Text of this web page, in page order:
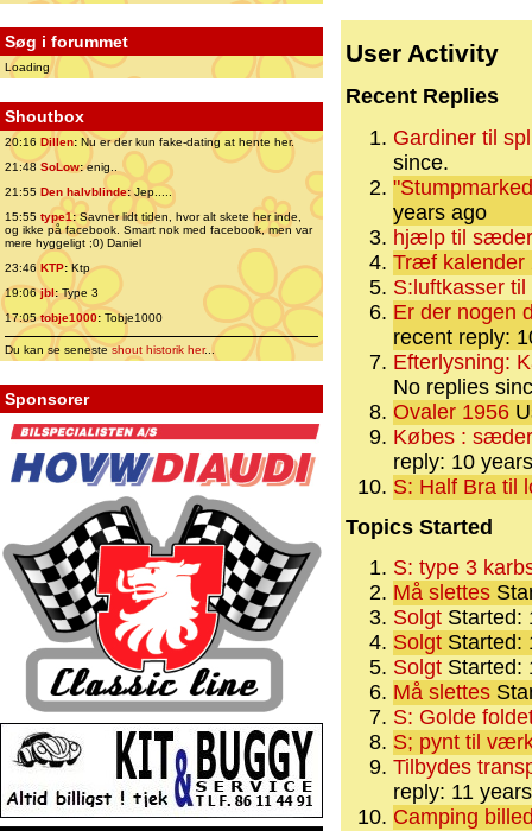
Søg i forummet
Loading
Shoutbox
20:16 Dillen: Nu er der kun fake-dating at hente her.
21:48 SoLow:enig..
21:55 Den halvblinde:Jep.....
15:55 type1:Savner lidt tiden, hvor alt skete her inde,
og ikke på facebook. Smart nok med facebook, men var
mere hyggeligt ;0) Daniel
23:46 KTP:Ktp
19:06jbl:Type 3
17:05tobje1000: Tobje1000
Du kan se senesteshout historik her...
Sponsorer
User Activity
Recent Replies
Gardiner til
since.
years ago
hjælp til sæder
Træf kalender
S:luftkasser til
Er der nogen
recent reply:
Efterlysning:
No replies
Ovaler 1956
Købes :
reply: 10
S: Half Bra til
Topics Started
S: type 3
Må slettes
Solgt Started:
Solgt Started:
Solgt Started:
Må slettes
S: Golde
S; pynt til
Tilbydes
reply: 11
Camping